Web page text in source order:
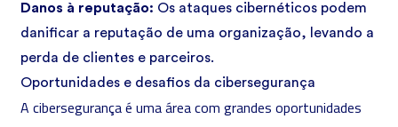
Danos à reputação: Os ataques cibernéticos podem
danificar a reputação de uma organização, levando a
perda de clientes e parceiros.
Oportunidades e desafios da cibersegurança
A cibersegurança é uma área com grandes oportunidades